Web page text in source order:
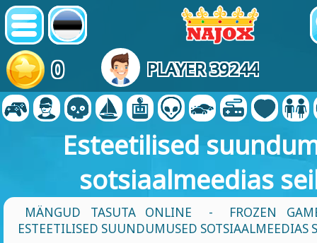
0 PLAYER 39244
Esteetilised
sotsiaalmeedias
MÄNGUD TASUTA ONLINE -
FROZEN
ESTEETILISED SUUNDUMUSED SOTSIAALMEEDIAS